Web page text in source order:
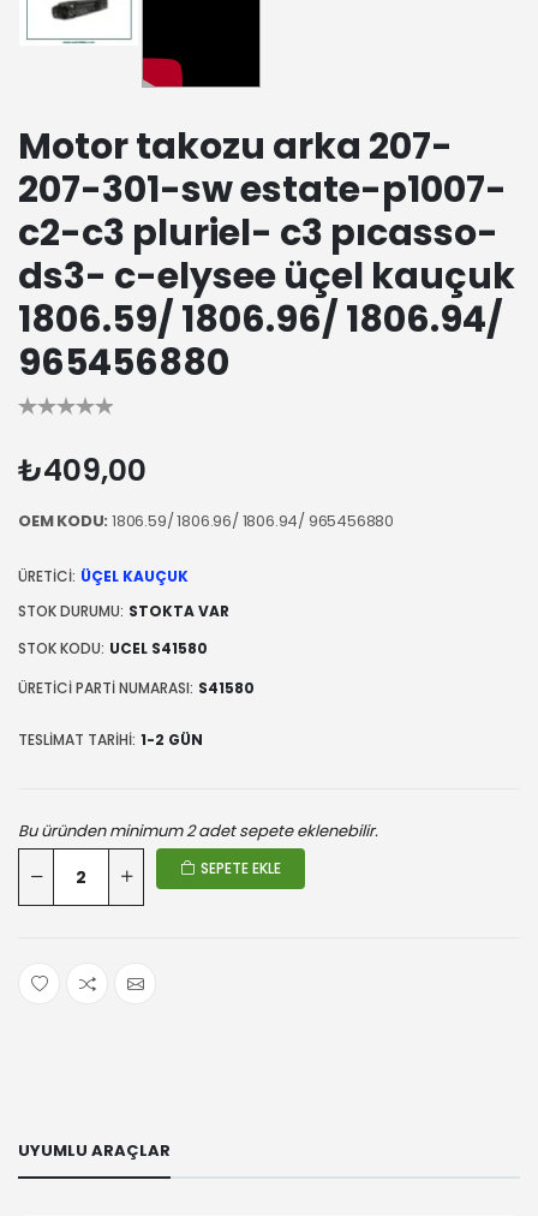
Motor takozu arka 207-
207-301-sw estate-p1007-
c2-c3 pluriel- c3 pıcasso-
ds3- c-elysee üçel kauçuk
1806.59/ 1806.96/ 1806.94/
965456880
₺409,00
OEM KODU:1806.59/ 1806.96/ 1806.94/ 965456880
ÜRETICI: ÜÇEL KAUÇUK
STOK DURUMU: STOKTA VAR
STOK KODU: UCEL S41580
ÜRETICI PARTI NUMARASI: S41580
TESLIMAT TARIHI: 1-2 GÜN
Bu üründen minimum 2 adet sepete eklenebilir.
SEPETE EKLE
UYUMLU ARAÇLAR